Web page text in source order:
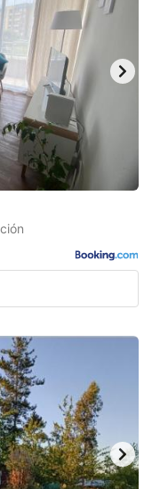
mark
key
to
get
the
keyboard
shortcuts
changing